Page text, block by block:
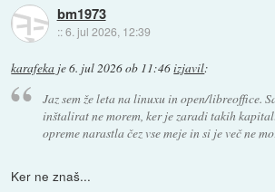
bm1973
::6. jul 2026, 12:39
karafeka je6. jul 2026 ob 11:46izjavil:
Jaz sem že leta na linuxu in open/libreoffice.
inštalirat ne morem, ker je zaradi takih
opreme narastla čez vse meje in si je več ne
Ker ne znaš...